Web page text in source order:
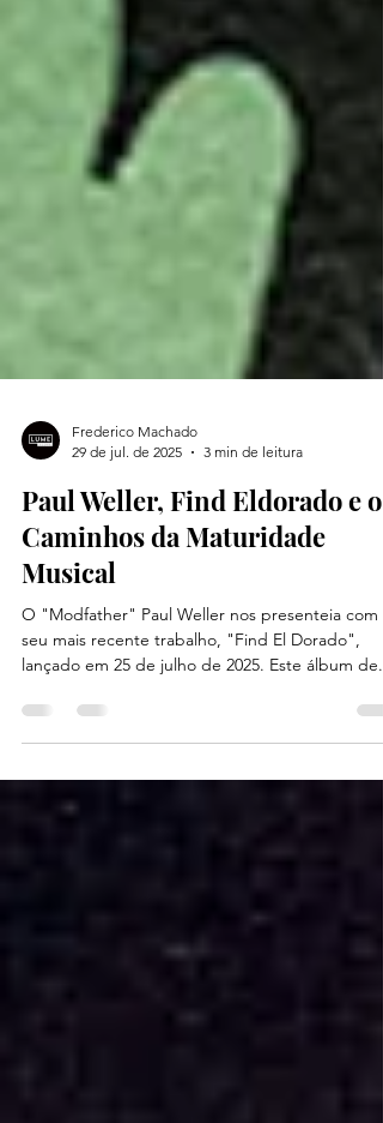
29 de jul. de 2025
3 min de leitura
Paul Weller, Find Eldorado e os
Caminhos da Maturidade
Musical
O "Modfather" Paul Weller nos presenteia com
lançado em 25 de julho de 2025. Este álbum de...